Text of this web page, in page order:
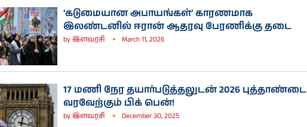
‘கடுமையான அபாயங்கள்’ காரணமாக
இலண்டனில் ஈரான் ஆதரவு பேரணிக்கு தடை
byஇளவரசி March 11, 2026
17 மணி நேர தயார்படுத்தலுடன் 2026 புத்தாண்டை
வரவேற்கும் பிக் பென்!
byஇளவரசி December 30, 2025